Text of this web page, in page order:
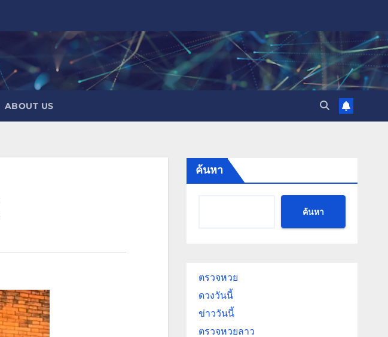
ABOUT US
ค้นหา
ค้นหา
ตรวจหวย
ดวงวันนี้
ข่าววันนี้
ตรวจหวยลาว